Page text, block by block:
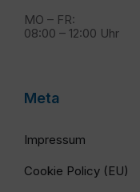
MO – FR:
08:00 – 12:00 Uhr
Meta
Impressum
Cookie Policy (EU)